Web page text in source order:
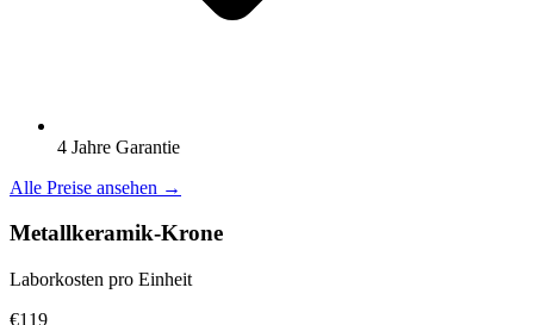
4 Jahre Garantie
Alle Preise ansehen →
Metallkeramik-Krone
Laborkosten pro Einheit
€119